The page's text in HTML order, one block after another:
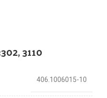
3110
406.1006015-10